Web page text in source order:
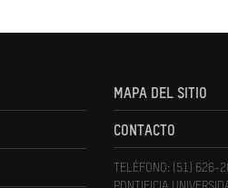
MAPA DEL SITIO
CONTACTO
TELÉFONO: (51) 626-